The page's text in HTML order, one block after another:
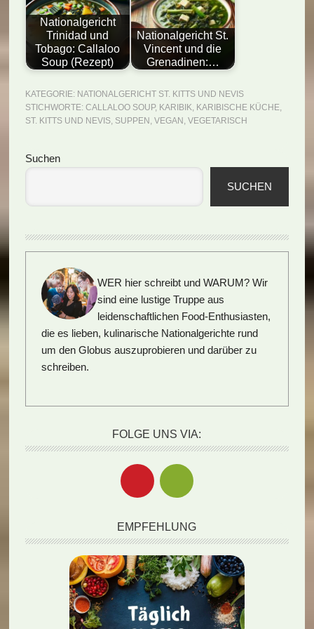
Nationalgericht
Trinidad und
Tobago: Callaloo
Soup (Rezept)
Nationalgericht St.
Vincent und die
Grenadinen:…
KATEGORIE: NATIONALGERICHT ST. KITTS UND NEVIS
STICHWORTE: CALLALOO SOUP, KARIBIK, KARIBISCHE KÜCHE,
ST. KITTS UND NEVIS, SUPPEN , VEGAN , VEGETARISCH
Seitenspalte
Suchen
SUCHEN
WER hier schreibt und WARUM? Wir
sind eine lustige Truppe aus
leidenschaftlichen Food-Enthusiasten,
die es lieben, kulinarische Nationalgerichte rund
um den Globus auszuprobieren und darüber zu
schreiben.
FOLGE UNS VIA:
EMPFEHLUNG